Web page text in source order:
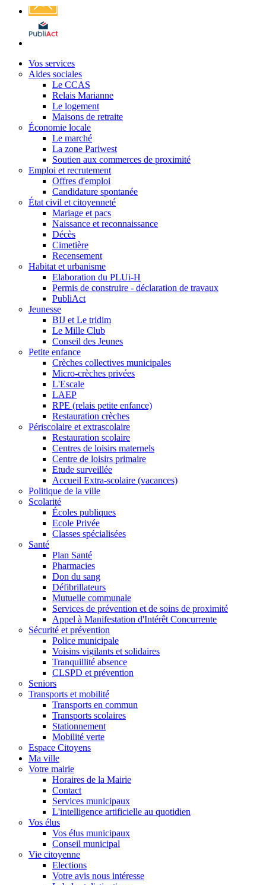
Affichage
légal
Vos services
Aides sociales
Le CCAS
Relais Marianne
Le logement
Maisons de retraite
Économie locale
Le marché
La zone Pariwest
Soutien aux commerces de proximité
Emploi et recrutement
Offres d'emploi
Candidature spontanée
État civil et citoyenneté
Mariage et pacs
Naissance et reconnaissance
Décès
Cimetière
Recensement
Habitat et urbanisme
Elaboration du PLUi-H
Permis de construire - déclaration de travaux
PubliAct
Jeunesse
BIJ et Le tridim
Le Mille Club
Conseil des Jeunes
Petite enfance
Crèches collectives municipales
Micro-crèches privées
L'Escale
LAEP
RPE (relais petite enfance)
Restauration crèches
Périscolaire et extrascolaire
Restauration scolaire
Centres de loisirs maternels
Centre de loisirs primaire
Etude surveillée
Accueil Extra-scolaire (vacances)
Politique de la ville
Scolarité
Écoles publiques
Ecole Privée
Classes spécialisées
Santé
Plan Santé
Pharmacies
Don du sang
Défibrillateurs
Mutuelle communale
Services de prévention et de soins de proximité
Appel à Manifestation d'Intérêt Concurrente
Sécurité et prévention
Police municipale
Voisins vigilants et solidaires
Tranquillité absence
CLSPD et prévention
Seniors
Transports et mobilité
Transports en commun
Transports scolaires
Stationnement
Mobilité verte
Espace Citoyens
Ma ville
Votre mairie
Horaires de la Mairie
Contact
Services municipaux
L'intelligence artificielle au quotidien
Vos élus
Vos élus municipaux
Conseil municipal
Vie citoyenne
Elections
Votre avis nous intéresse